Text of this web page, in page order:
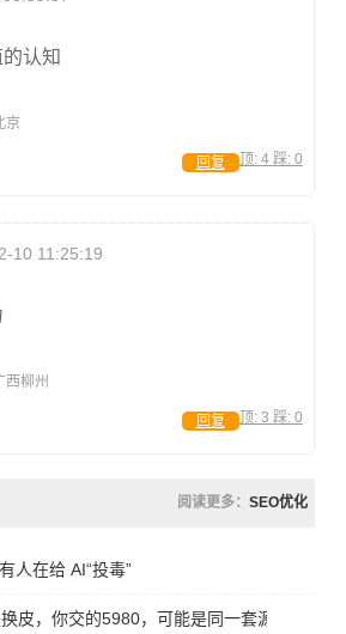
认知
京
顶: 4 踩: 0
回复
10 11:25:19
西柳州
顶: 3 踩: 0
回复
阅读更多： SEO优化
人在给 AI“投毒”
皮，你交的5980，可能是同一套源码